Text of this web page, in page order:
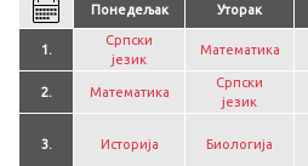
Понедељак Уторак
1.
Српски
језик
Математика
2. Математика
Српски
језик
3. Историја Биологија